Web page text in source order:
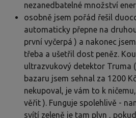
nezanedbatelné množství
osobně jsem pořád řešil
automaticky přepne na
první vyčerpá ) a nakonec
třeba a ušetřil dost peněz.
ultrazvukový detektor Truma
bazaru jsem sehnal za 1200
nekupoval, je vám to k
věřit ). Funguje spolehlivě -
svítí zeleně je tam plyn ,